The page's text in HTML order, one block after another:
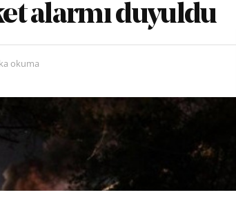
alarmı duyuldu
okuma